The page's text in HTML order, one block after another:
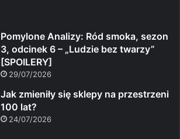
Pomylone Analizy: Ród smoka, sezon
3, odcinek 6 – „Ludzie bez twarzy”
[SPOILERY]
29/07/2026
Jak zmieniły się sklepy na przestrzeni
100 lat?
24/07/2026